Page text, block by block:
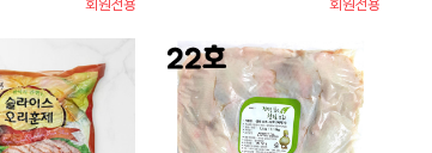
회원전용 회원전용